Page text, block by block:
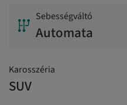
Sebességváltó
Automata
Karosszéria
SUV